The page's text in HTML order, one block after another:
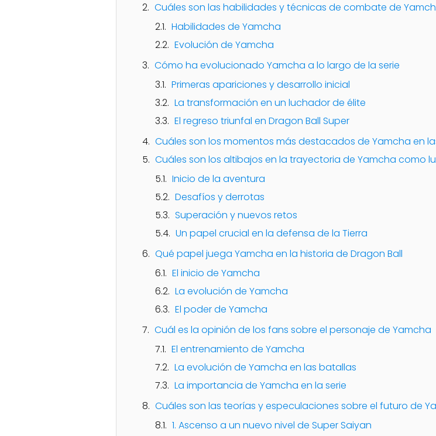
Cuáles son las habilidades y técnicas de combate de
Habilidades de Yamcha
Evolución de Yamcha
Cómo ha evolucionado Yamcha a lo largo de la serie
Primeras apariciones y desarrollo inicial
La transformación en un luchador de élite
El regreso triunfal en Dragon Ball Super
Cuáles son los momentos más destacados de Yamcha en
Cuáles son los altibajos en la trayectoria de Yamcha como
Inicio de la aventura
Desafíos y derrotas
Superación y nuevos retos
Un papel crucial en la defensa de la Tierra
Qué papel juega Yamcha en la historia de Dragon Ball
El inicio de Yamcha
La evolución de Yamcha
El poder de Yamcha
Cuál es la opinión de los fans sobre el personaje de Yamcha
El entrenamiento de Yamcha
La evolución de Yamcha en las batallas
La importancia de Yamcha en la serie
Cuáles son las teorías y especulaciones sobre el futuro de
1. Ascenso a un nuevo nivel de Super Saiyan